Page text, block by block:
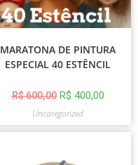
MARATONA DE PINTURA
ESPECIAL 40 ESTÊNCIL
R$600,00 R$ 400,00
Uncategorized